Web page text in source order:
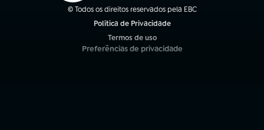
© Todos os direitos reservados pela EBC
Política de Privacidade
Termos de uso
(abre em nova aba)
Preferências de privacidade